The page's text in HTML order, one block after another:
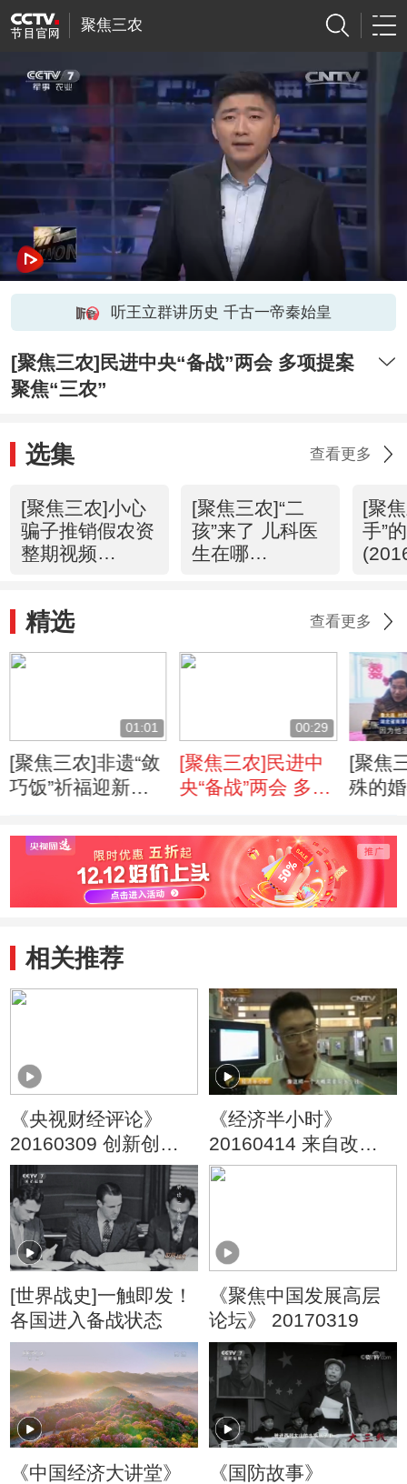
聚焦三农
听王立群讲历史 千古一帝秦始皇
[聚焦三农]民进中央“备战”两会 多项提案
聚焦“三农”
选集 查看更多
[聚焦三农]小心
骗子推销假农资
整期视频
[聚焦三农]“二
孩”来了 儿科医
生在哪
[聚
手”
精选 查看更多
01:01
[聚焦三农]非遗“敛
巧饭”祈福迎新年
00:29
[聚焦三农]民进中
央“备战”两会 多项
[聚焦
殊的
相关推荐
《央视财经评论》
20160309 创新创造
谁领风潮？
《经济半小时》
20160414 来自改革
一线的报道：竞争力
[世界战史]一触即发！
各国进入备战状态
《聚焦中国发展高层
论坛》 20170319
《中国经济大讲堂》
《国防故事》